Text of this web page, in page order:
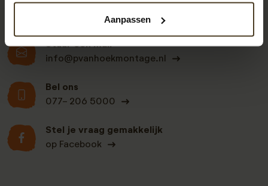
Aanpassen
Stuur een mail
info@pvanhoekmontage.nl
Bel ons
077- 206 5000
Stel je vraag gemakkelijk
op Facebook